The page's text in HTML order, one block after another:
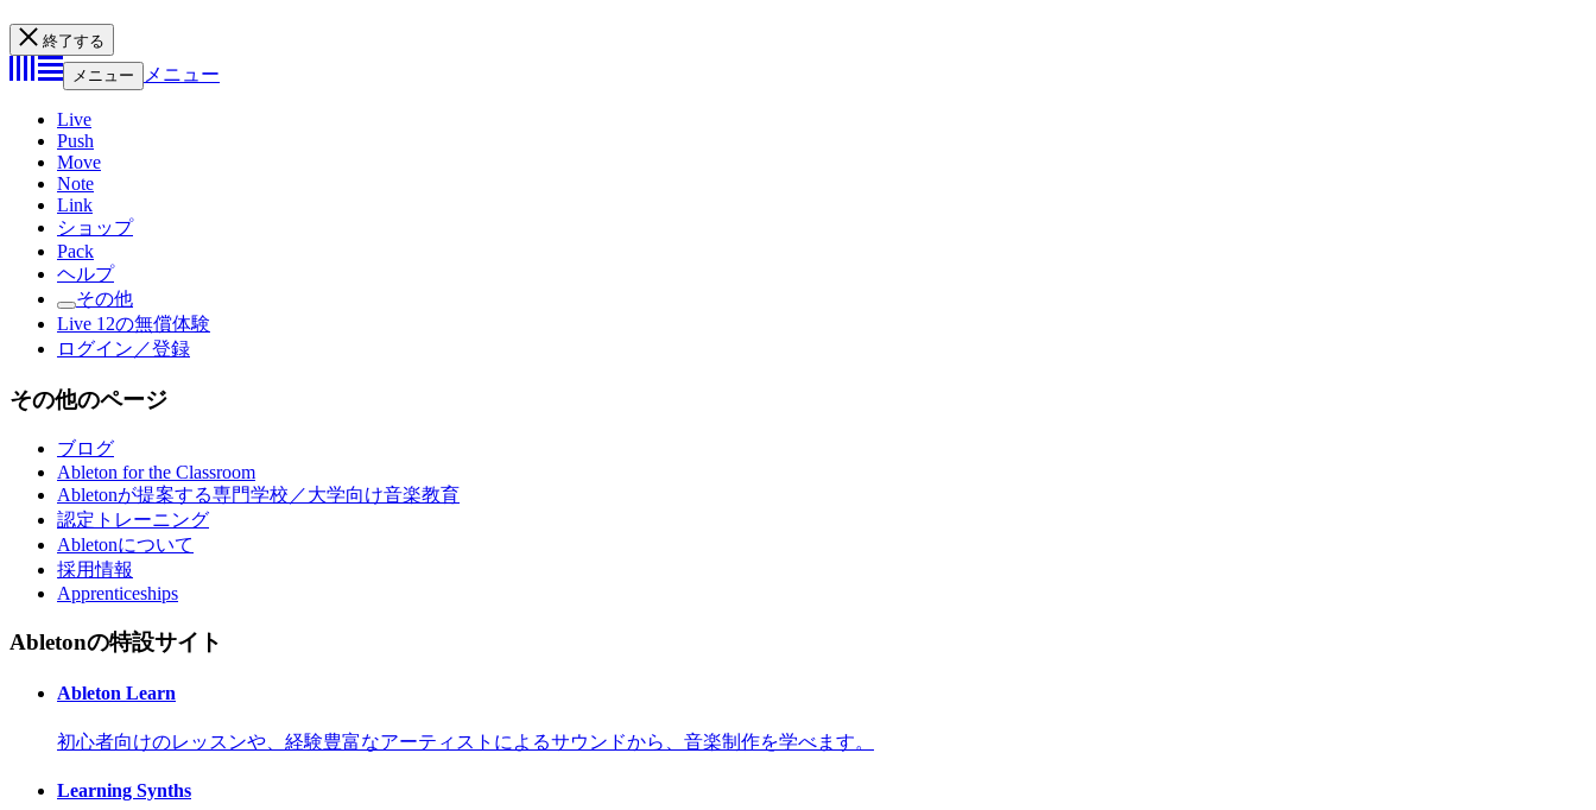
終了する
メニュー
メニュー
Live
Push
Move
Note
Link
ショップ
Pack
ヘルプ
その他
Live 12の無償体験
ログイン／登録
その他のページ
ブログ
Ableton for the Classroom
Abletonが提案する専門学校／大学向け音楽教育
認定トレーニング
Abletonについて
採用情報
Apprenticeships
Abletonの特設サイト
Ableton Learn
初心者向けのレッスンや、経験豊富なアーティストによるサウンドから、音楽制作を学べます。
Learning Synths